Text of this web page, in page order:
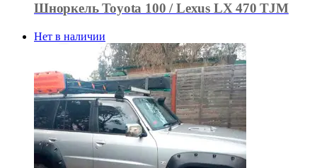
Шноркель Toyota 100 / Lexus LX 470 TJM
Нет в наличии